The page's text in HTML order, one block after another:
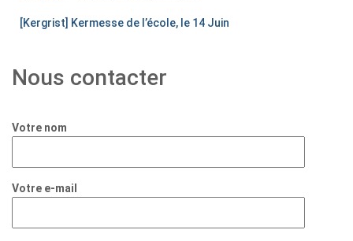
[Kergrist] Kermesse de l’école, le 14 Juin
Nous contacter
Votre nom
Votre e-mail